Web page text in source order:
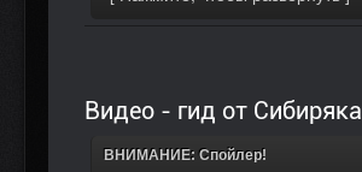
Видео - гид от Сибиряка
ВНИМАНИЕ: Спойлер!